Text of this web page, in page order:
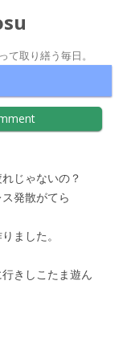
取り繕う毎日。
じゃないの？
発散がてら
ました。
きしこたま遊ん